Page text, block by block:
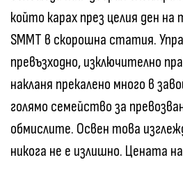
който карах през целия ден
SMMT в скорошна статия.
превъзходно, изключително
накланя прекалено много в
голямо семейство за
обмислите. Освен това
никога не е излишно. Цената